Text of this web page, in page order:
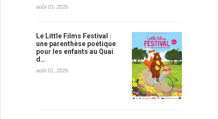
août 03, 2026
Le Little Films Festival :
une parenthèse poétique
pour les enfants au Quai
d…
août 01, 2026